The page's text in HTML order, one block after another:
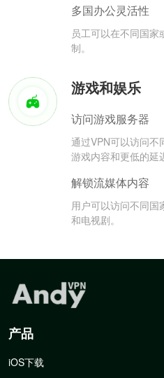
多国办公灵活性
员工可以在不同国家
制。
游戏和娱乐
访问游戏服务器
通过VPN可以访问不
游戏内容和更低的延
解锁流媒体内容
用户可以访问不同国
和电视剧。
产品
iOS下载